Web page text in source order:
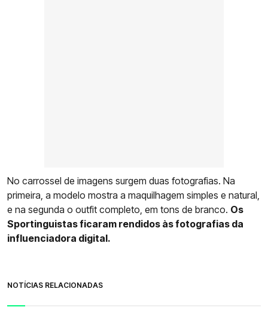
No carrossel de imagens surgem duas fotografias. Na
primeira, a modelo mostra a maquilhagem simples e natural,
e na segunda o outfit completo, em tons de branco. Os
Sportinguistas ficaram rendidos às fotografias da
influenciadora digital.
NOTÍCIAS RELACIONADAS